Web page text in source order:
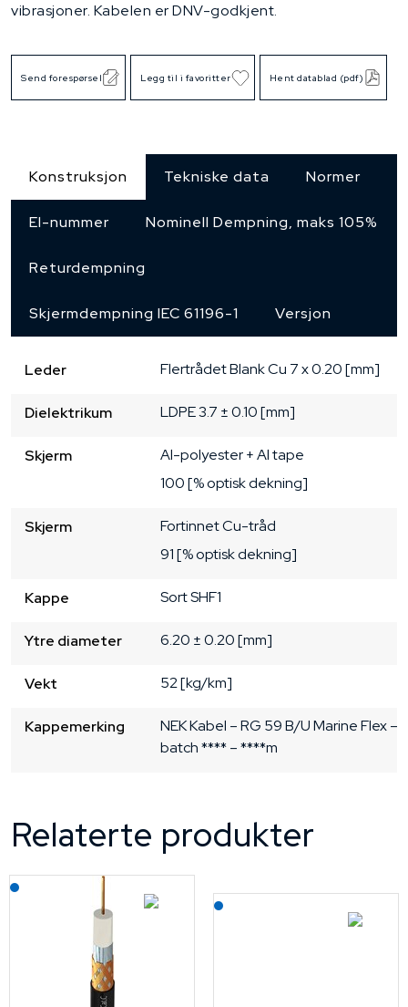
vibrasjoner. Kabelen er DNV-godkjent.
Send forespørsel Legg til i favoritter Hent datablad (pdf)
Konstruksjon Tekniske data Normer
El-nummer Nominell Dempning, maks 105%
Returdempning
Skjermdempning IEC 61196-1 Versjon
Leder FlertrådetBlank Cu 7 x 0.20 [mm]
Dielektrikum LDPE3.7 ± 0.10 [mm]
Skjerm
Al-polyester + Al tape
100 [% optisk dekning]
Skjerm
Fortinnet Cu-tråd
91 [% optisk dekning]
Kappe SortSHF1
Ytre diameter 6.20 ± 0.20 [mm]
Vekt 52 [kg/km]
Kappemerking
NEK Kabel – RG 59 B/U Marine Flex –
batch **** – ****m
Relaterte produkter
Lagerført: NEK Kabel